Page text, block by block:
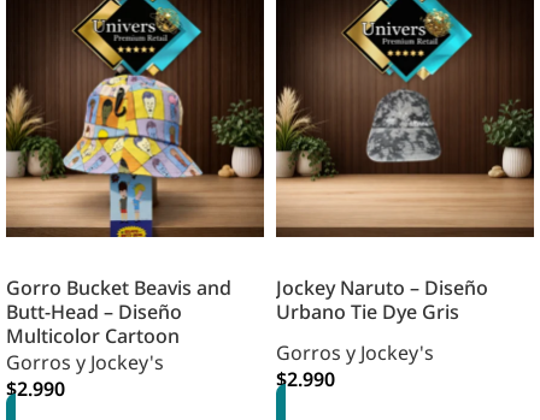
Gorro Bucket Beavis and
Butt-Head – Diseño
Multicolor Cartoon
Gorros y Jockey's
$2.990
Jockey Naruto – Diseño
Urbano Tie Dye Gris
Gorros y Jockey's
$2.990